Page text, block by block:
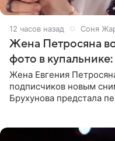
12 часов назад Соня
Жена Петросяна
фото в
Жена Евгения
подписчиков новым
Брухунова предстала